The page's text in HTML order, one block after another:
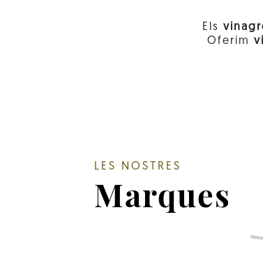
Els
Oferim
LES NOSTRES
Marques